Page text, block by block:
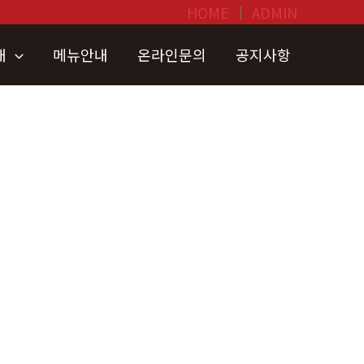
HOME │ ADMIN
메뉴안내 온라인문의 공지사항